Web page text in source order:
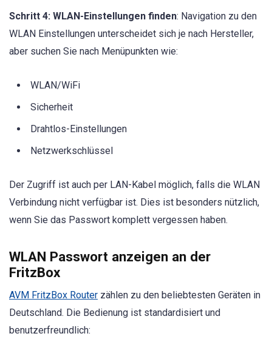
Schritt 4: WLAN-Einstellungen finden: Navigation zu den
WLAN Einstellungen unterscheidet sich je nach Hersteller,
aber suchen Sie nach Menüpunkten wie:
WLAN/WiFi
Sicherheit
Drahtlos-Einstellungen
Netzwerkschlüssel
Der Zugriff ist auch per LAN-Kabel möglich, falls die WLAN
Verbindung nicht verfügbar ist. Dies ist besonders nützlich,
wenn Sie das Passwort komplett vergessen haben.
WLAN Passwort anzeigen an der
FritzBox
AVM FritzBox Router zählen zu den beliebtesten Geräten in
Deutschland. Die Bedienung ist standardisiert und
benutzerfreundlich: